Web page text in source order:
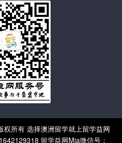
所有 选择澳洲留学就上留学益网
留学益网Mia微信号：